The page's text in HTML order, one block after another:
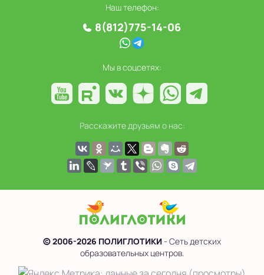
Наш телефон:
8(812)775-14-06
Мы в соцсетях:
Расскажите друзьям о нас:
© 2006-2026 ПОЛИГЛОТИКИ- Сеть детских
образовательных центров.